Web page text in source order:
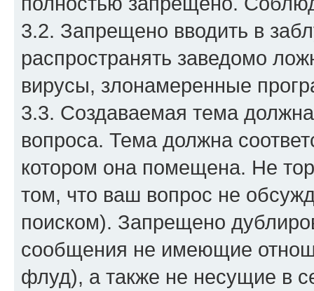
3.2. Запрещено вводить в
распространять заведомо
вирусы, злонамеренные
3.3. Создаваемая тема
вопроса. Тема должна
котором она помещена. Не
том, что ваш вопрос не
поиском). Запрещено
сообщения не имеющие
флуд), а также не несущие в